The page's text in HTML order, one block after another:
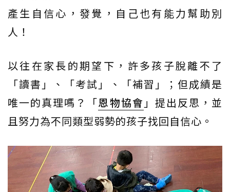
產生自信心，發覺，自己也有能力幫助別
人！
以往在家長的期望下，許多孩子脫離不了
「讀書」、「考試」、「補習」；但成績是
唯一的真理嗎？「恩物協會 」提出反思，並
且努力為不同類型弱勢的孩子找回自信心。